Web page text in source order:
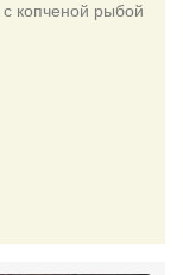
с копченой рыбой